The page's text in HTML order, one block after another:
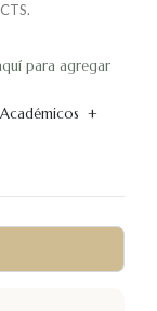
para agregar
+